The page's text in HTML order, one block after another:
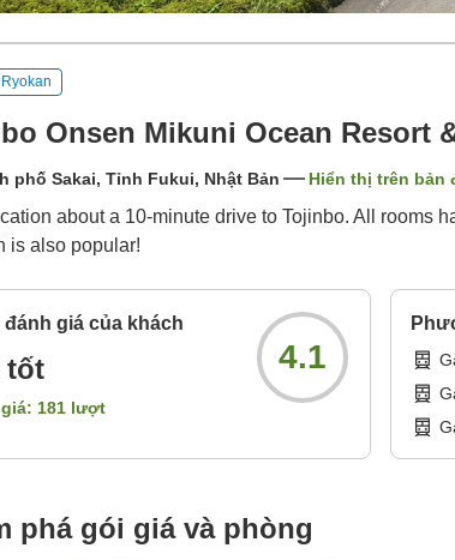
Ryokan
Onsen Mikuni Ocean Resort
phố Sakai, Tỉnh Fukui, Nhật Bản Hiển thị trên bản
about a 10-minute drive to Tojinbo. All rooms
is also popular!
giá của khách
tốt
181 lượt
4.1
phá gói giá và phòng